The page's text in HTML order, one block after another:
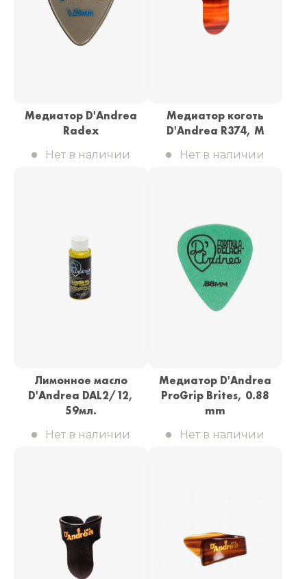
Медиатор D'Andrea
Radex
Нет в наличии
Медиатор коготь
D'Andrea R374, M
Нет в наличии
Лимонное масло
D'Andrea DAL2/12,
59мл.
Нет в наличии
Медиатор D'Andrea
ProGrip Brites, 0.88
mm
Нет в наличии